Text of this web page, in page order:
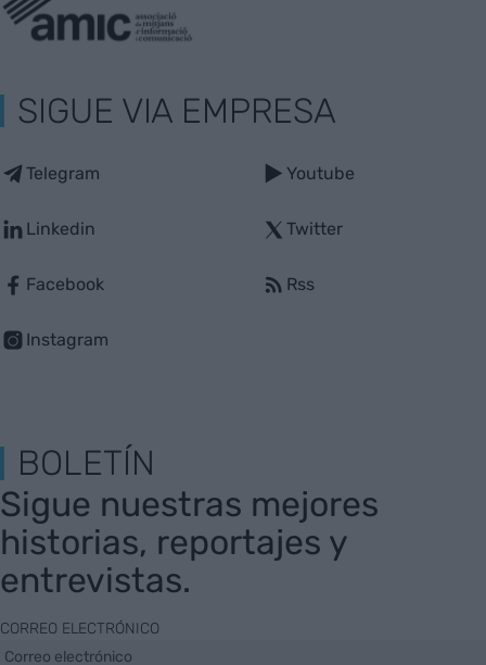
SIGUE VIA EMPRESA
Telegram
Linkedin
Facebook
Instagram
Youtube
Twitter
Rss
BOLETÍN
Sigue nuestras mejores
historias, reportajes y
entrevistas.
CORREO ELECTRÓNICO